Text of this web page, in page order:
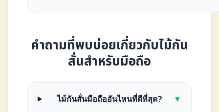
คำถามที่พบบ่อยเกี่ยวกับไม้กัน
สั่นสําหรับมือถือ
ไม้กันสั่นมือถืออันไหนที่ดีที่สุด? ▼